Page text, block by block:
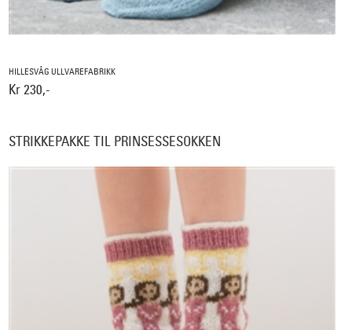
HILLESVÅG ULLVAREFABRIKK
Kr 230,-
STRIKKEPAKKE TIL PRINSESSESOKKEN